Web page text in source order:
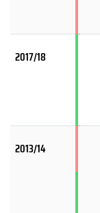
2017/18
2013/14